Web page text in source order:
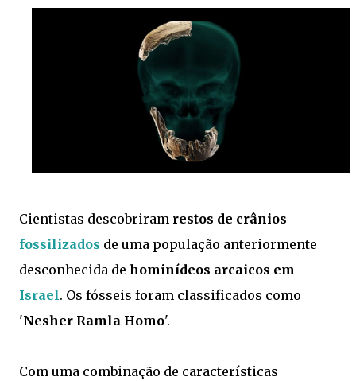
Cientistas descobriram restos de crânios
fossilizados de uma população anteriormente
desconhecida de hominídeos arcaicos em
Israel. Os fósseis foram classificados como
'Nesher Ramla Homo'.
Com uma combinação de características